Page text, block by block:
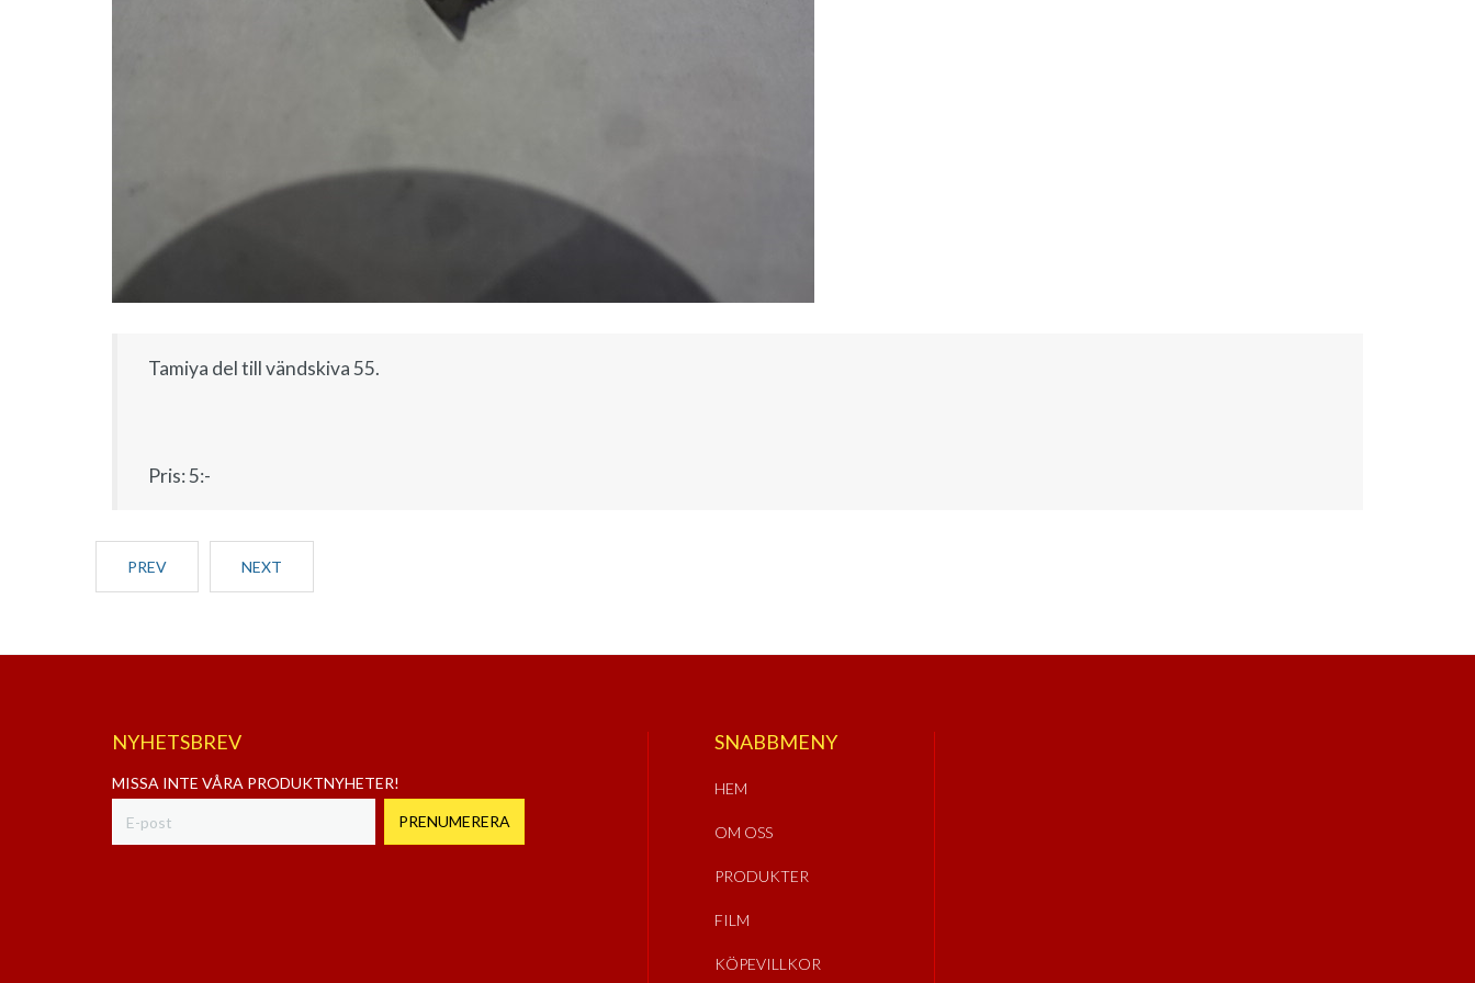
Tamiya del till vändskiva 55.
Pris: 5:-
PREV NEXT
NYHETSBREV
MISSA INTE VÅRA PRODUKTNYHETER!
SNABBMENY
HEM
OM OSS
PRODUKTER
FILM
KÖPEVILLKOR